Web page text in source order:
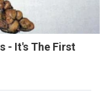
- It's The First